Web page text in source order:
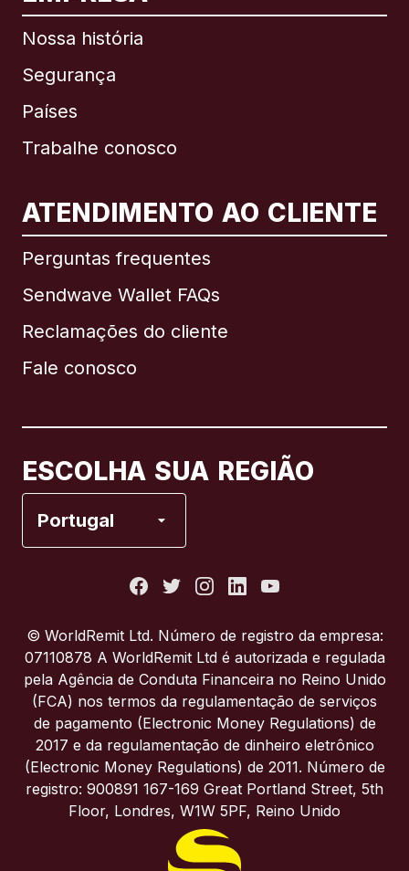
Nossa história
Segurança
Países
Trabalhe conosco
ATENDIMENTO AO CLIENTE
Perguntas frequentes
Sendwave Wallet FAQs
Reclamações do cliente
Fale conosco
ESCOLHA SUA REGIÃO
Portugal
Internacional English
Brasil
Itália
Portugal
Reino Unido
© WorldRemit Ltd. Número de registro da empresa:
07110878 A WorldRemit Ltd é autorizada e regulada
pela Agência de Conduta Financeira no Reino Unido
(FCA) nos termos da regulamentação de serviços
de pagamento (Electronic Money Regulations) de
2017 e da regulamentação de dinheiro eletrônico
(Electronic Money Regulations) de 2011. Número de
registro: 900891 167-169 Great Portland Street, 5th
Floor, Londres, W1W 5PF, Reino Unido